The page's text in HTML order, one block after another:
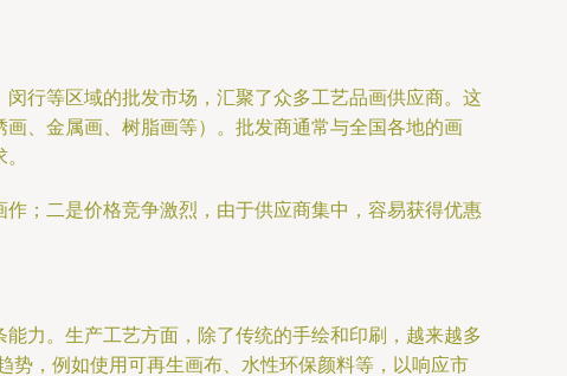
行等区域的批发市场，汇聚了众多工艺品画供应商。这
、金属画、树脂画等）。批发商通常与全国各地的画
；二是价格竞争激烈，由于供应商集中，容易获得优惠
力。生产工艺方面，除了传统的手绘和印刷，越来越多
势，例如使用可再生画布、水性环保颜料等，以响应市